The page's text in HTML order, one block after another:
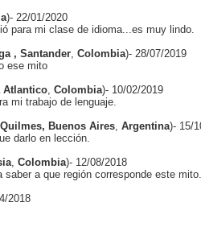
)- 22/01/2020
para mi clase de idioma...es muy lindo.
, Santander Colombia)- 28/07/2019
ese mito
Atlantico Colombia)- 10/02/2019
mi trabajo de lenguaje.
Buenos Aires Argentina)- 15/
darlo en lección.
Colombia)- 12/08/2018
saber a que región corresponde este mito.
2018